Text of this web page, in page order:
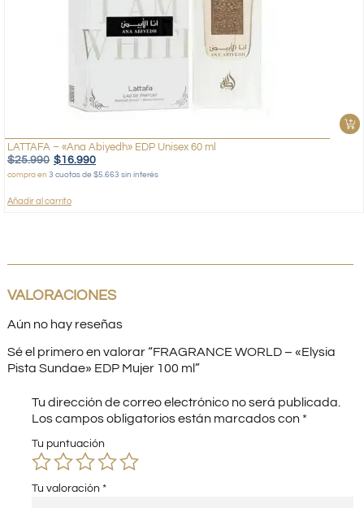
LATTAFA – «Ana Abiyedh» EDP Unisex 60 ml
$25.990 $16.990
compra en 3 cuotas de $5.663 sin interés
Añadir al carrito
VALORACIONES
Aún no hay reseñas
Sé el primero en valorar “FRAGRANCE WORLD – «Elysia
Pista Sundae» EDP Mujer 100 ml”
Tu dirección de correo electrónico no será publicada.
Los campos obligatorios están marcados con *
Tu puntuación
Tu valoración *